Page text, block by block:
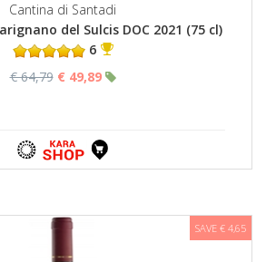
Cantina di Santadi
del Sulcis DOC 2021 (75 cl)
6
€ 64,79 € 49,89
SAVE € 4,65